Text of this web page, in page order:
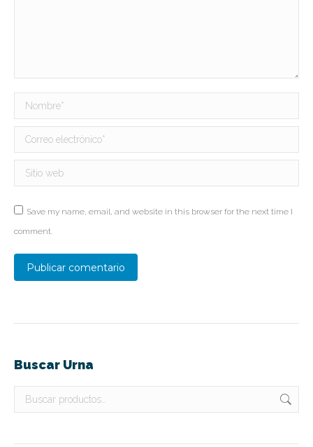
Nombre *
Correo electrónico *
Sitio web
Save my name, email, and website in this browser for the next time I
comment.
Publicar comentario
Buscar Urna